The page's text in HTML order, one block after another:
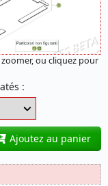
ou cliquez pour
:
Ajoutez au panier